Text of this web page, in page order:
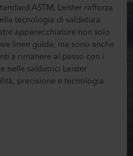
ASTM, Leister rafforza
tecnologia di saldatura
apparecchiature non solo
linee guida, ma sono anche
a rimanere al passo con i
nelle saldatrici Leister
precisione e tecnologia